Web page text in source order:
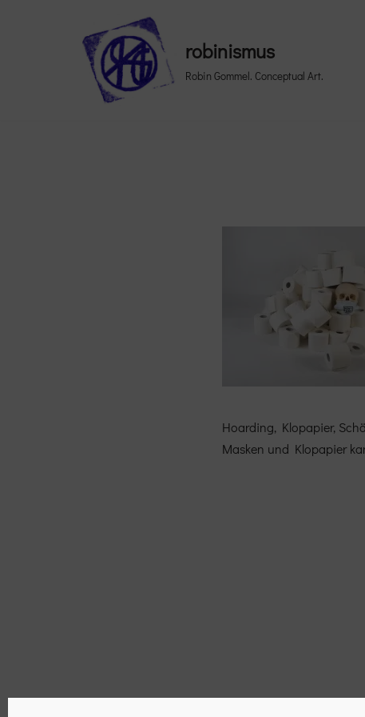
robinismus
Robin Gommel. Conceptual Art.
Hoarding, Klopapier,
Masken und Klopapier